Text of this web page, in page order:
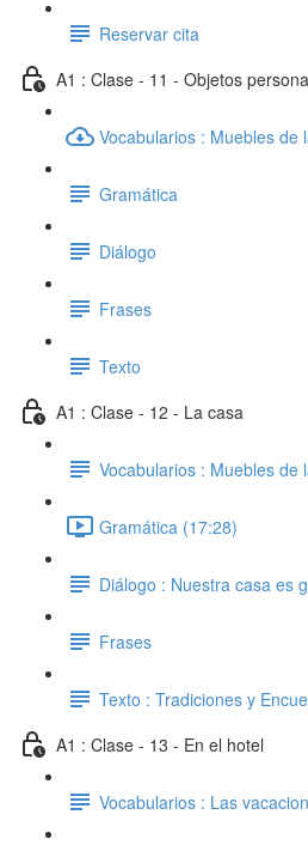
Reservar cita
A1 : Clase - 11 - Objetos
Vocabularios : Muebles de
Gramática
Diálogo
Frases
Texto
A1 : Clase - 12 - La casa
Vocabularios : Muebles de
Gramática (17:28)
Diálogo : Nuestra casa es
Frases
Texto : Tradiciones y
A1 : Clase - 13 - En el hotel
Vocabularios : Las